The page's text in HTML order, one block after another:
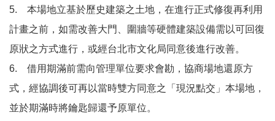
5. 本場地立基於歷史建築之土地，在進行正式修復再利用
計畫之前，如需改善大門、圍牆等硬體建築設備需以可回復
原狀之方式進行，或經台北市文化局同意後進行改善。
6. 借用期滿前需向管理單位要求會勘，協商場地還原方
式，經協調後可再以當時雙方同意之「現況點交」本場地，
並於期滿時將鑰匙歸還予原單位。